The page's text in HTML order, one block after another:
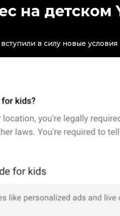
на детском
в силу новые